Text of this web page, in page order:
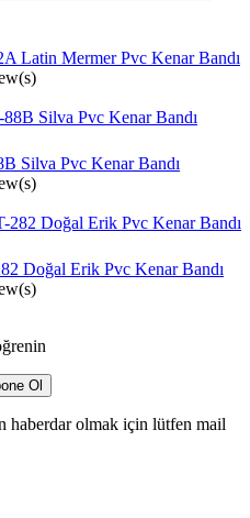
Latin Mermer Pvc Kenar Bandı
Silva Pvc Kenar Bandı
Doğal Erik Pvc Kenar Bandı
haberdar olmak için lütfen mail